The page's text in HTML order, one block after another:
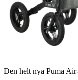
Den helt nya Puma